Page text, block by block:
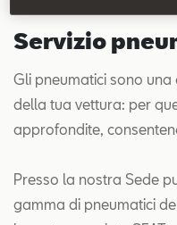
Servizio
Gli pneumatici sono
della tua vettura: per
approfondite,
Presso la nostra Sede
gamma di pneumatici